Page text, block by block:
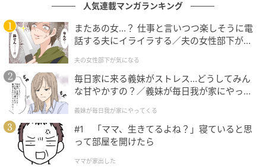
エキサイトニュース
人気連載マンガランキング
またあの女…？ 仕事と言いつつ楽しそうに電
話する夫にイライラする／夫の女性部下が気
夫の女性部下が気になる
毎日家に来る義妹がストレス…どうしてみん
な甘やかすの？／義妹が毎日我が家にやって
が】
義妹が毎日我が家にやってくる
#1 「ママ、生きてるよね？」寝ていると思
って部屋を開けたら
ママが家出した